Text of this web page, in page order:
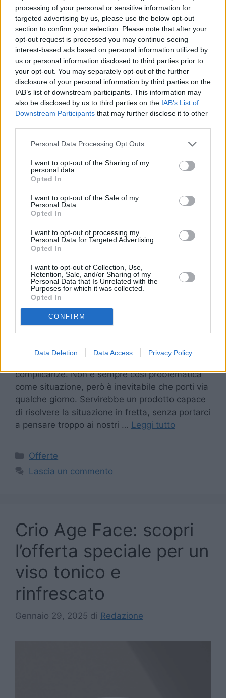
processing of your personal or sensitive information for
targeted advertising by us, please use the below opt-out
section to confirm your selection. Please note that after your
opt-out request is processed you may continue seeing
interest-based ads based on personal information utilized by
us or personal information disclosed to third parties prior to
your opt-out. You may separately opt-out of the further
disclosure of your personal information by third parties on the
IAB’s list of downstream participants. This information may
also be disclosed by us to third parties on the IAB’s List of
Downstream Participants that may further disclose it to other
Personal Data Processing Opt Outs
I want to opt-out of the Sharing of my
personal data.
Opted In
I want to opt-out of the Sale of my
Personal Data.
Opted In
I want to opt-out of processing my
Personal Data for Targeted Advertising.
Opted In
I want to opt-out of Collection, Use,
Retention, Sale, and/or Sharing of my
Personal Data that Is Unrelated with the
Purposes for which it was collected.
Opted In
CONFIRM
Data Deletion Data Access Privacy Policy
Offerte
Lascia un commento
Wonder Keratin Mask:
recensioni vere e
offerta esclusiva per
capelli sani e luminosi
Gennaio 30, 2025 diRedazione
Migliorare la salute dei propri capelli può
richiedere tempo. In base al cuoio capelluto che
complicanze. Non è sempre così problematica
come situazione, però è inevitabile che porti via
qualche giorno. Servirebbe un prodotto capace
di risolvere la situazione in fretta, senza portarci
a pensare troppo ai nostri … Leggi tutto
Categorie
Offerte
Lascia un commento
Crio Age Face: scopri
l’offerta speciale per un
viso tonico e
rinfrescato
Gennaio 29, 2025 di Redazione